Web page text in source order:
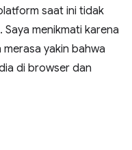
saat ini tidak
menikmati karena
yakin bahwa
di browser dan